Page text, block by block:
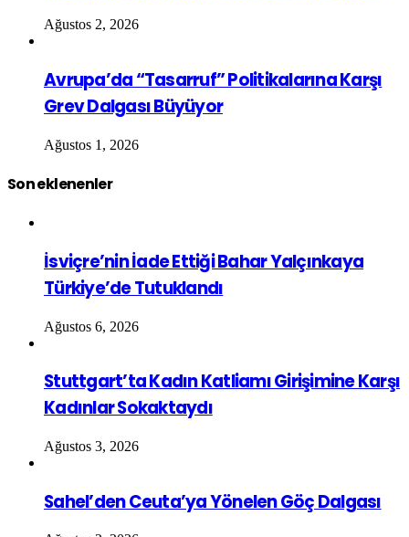
Ağustos 2, 2026
Avrupa’da “Tasarruf” Politikalarına Karşı
Grev Dalgası Büyüyor
Ağustos 1, 2026
Son eklenenler
İsviçre’nin İade Ettiği Bahar Yalçınkaya
Türkiye’de Tutuklandı
Ağustos 6, 2026
Stuttgart’ta Kadın Katliamı Girişimine Karşı
Kadınlar Sokaktaydı
Ağustos 3, 2026
Sahel’den Ceuta’ya Yönelen Göç Dalgası